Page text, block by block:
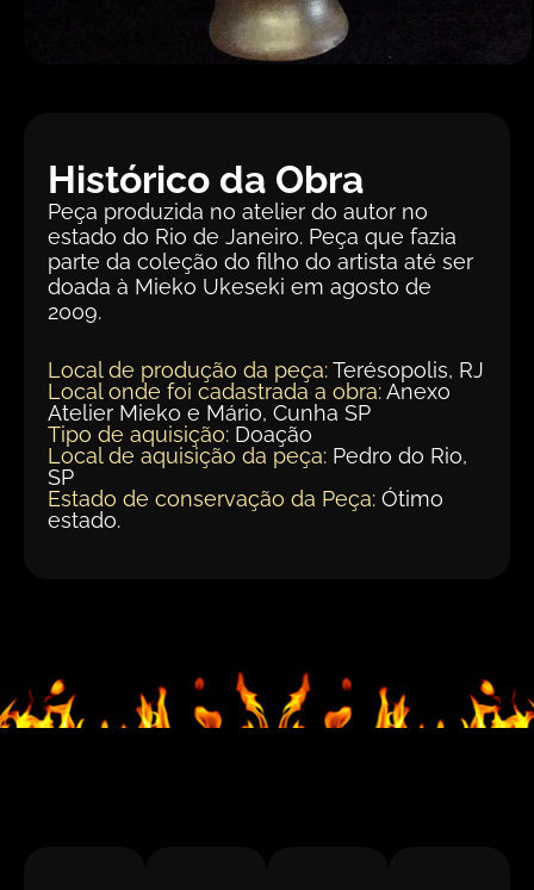
Histórico da Obra
Peça produzida no atelier do autor no
estado do Rio de Janeiro. Peça que fazia
parte da coleção do filho do artista até ser
doada à Mieko Ukeseki em agosto de
2009.
Local de produção da peça:Terésopolis, RJ
Local onde foi cadastrada a obra:Anexo
Atelier Mieko e Mário, Cunha SP
Tipo de aquisição: Doação
Local de aquisição da peça: Pedro do Rio,
SP
Estado de conservação da Peça: Ótimo
estado.